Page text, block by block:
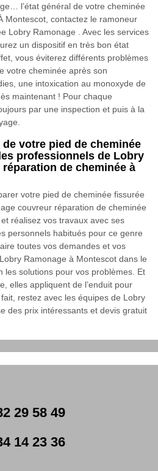
l’état général de votre cheminée
Montescot, contactez le ramoneur
Lobry Ramonage . Avec les services
un dispositif en très bon état
vous éviterez différents problèmes
votre cheminée après son
une intoxication au monoxyde de
maintenant ! Pour chaque
par une inspection et puis à la
votre pied de cheminée
professionnels de Lobry
de cheminée à
votre pied de cheminée fissurée
couvreur réparation de cheminée
réalisez vos travaux avec ses
personnels habitués pour ce genre
toutes vos demandes et vos
Ramonage à Montescot dans le
les solutions pour vos problèmes. Et
elles appliquent de l’enduit pour
restez avec les équipes de Lobry
des prix intéressants et devis gratuit
29 58 49
14 23 36